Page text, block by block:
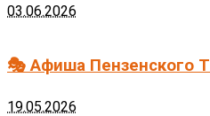
03.06.2026
🎭 Афиша Пензенского
19.05.2026